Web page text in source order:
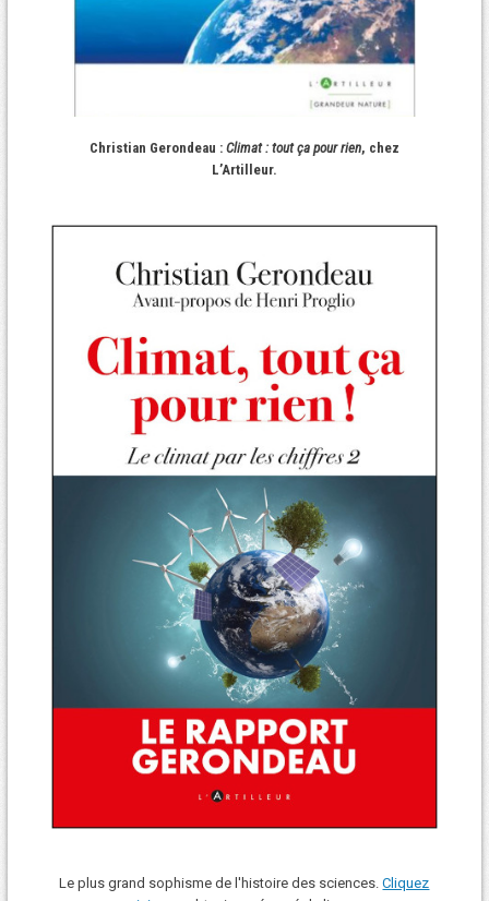
Christian Gerondeau : Climat : tout ça pour rien, chez
L’Artilleur.
Le plus grand sophisme de l'histoire des sciences.Cliquez